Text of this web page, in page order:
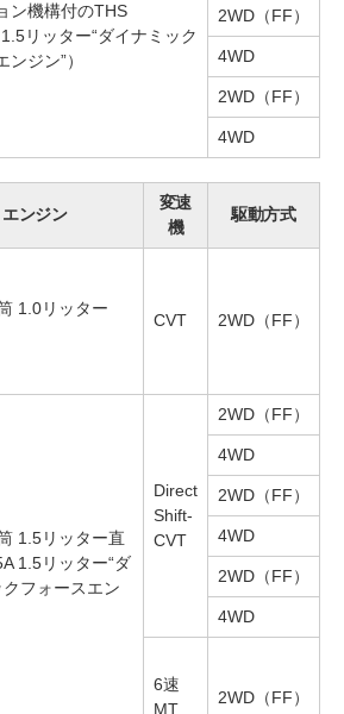
ン機構付のTHS
リッター“ダイナミック
ンジン”）
2WD（FF）
4WD
2WD（FF）
4WD
エンジン
変速
機
駆動方式
1.0リッター
CVT 2WD（FF）
1.5リッター直
1.5リッター“ダ
フォースエン
Direct
Shift-
CVT
2WD（FF）
4WD
2WD（FF）
4WD
2WD（FF）
4WD
6速
MT
2WD（FF）